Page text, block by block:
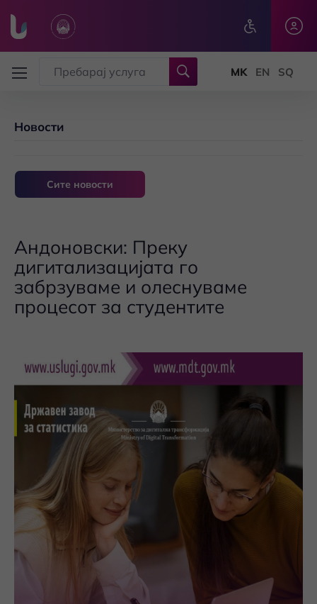
Новости
Сите новости
Андоновски: Преку
дигитализацијата го
забрзуваме и олеснуваме
процесот за студентите